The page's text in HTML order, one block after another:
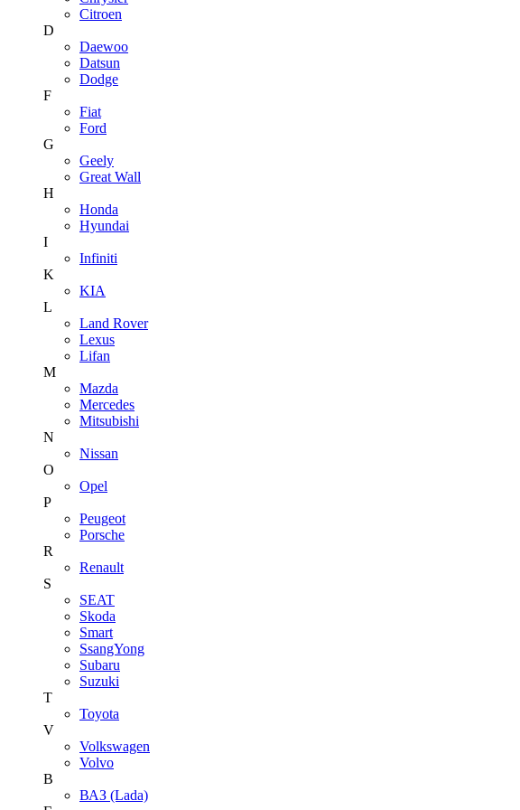
Citroen
D
Daewoo
Datsun
Dodge
F
Fiat
Ford
G
Geely
Great Wall
H
Honda
Hyundai
I
Infiniti
K
KIA
L
Land Rover
Lexus
Lifan
M
Mazda
Mercedes
Mitsubishi
N
Nissan
O
Opel
P
Peugeot
Porsche
R
Renault
S
SEAT
Skoda
Smart
SsangYong
Subaru
Suzuki
T
Toyota
V
Volkswagen
Volvo
В
ВАЗ (Lada)